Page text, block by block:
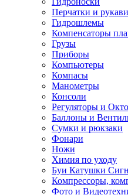
Перчатки и
Гидрошлемы
Компенсаторы
Грузы
Приборы
Компьютеры
Компасы
Манометры
Консоли
Регуляторы и
Баллоны и
Сумки и рюкзаки
Фонари
Ножи
Химия по уходу
Буи Катушки
Компрессоры,
Фото и